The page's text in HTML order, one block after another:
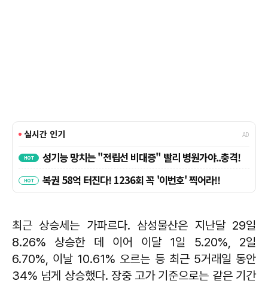
최근 상승세는 가파르다. 삼성물산은 지난달 29일
8.26% 상승한 데 이어 이달 1일 5.20%, 2일
6.70%, 이날 10.61% 오르는 등 최근 5거래일 동안
34% 넘게 상승했다. 장중 고가 기준으로는 같은 기간